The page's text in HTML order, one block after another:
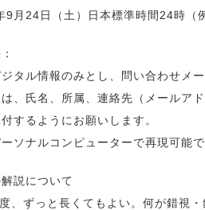
月24日（土）日本標準時間24時（
タル情報のみとし、問い合わせメ
、氏名、所属、連絡先（メールア
するようにお願いします。
ソナルコンピューターで再現可能
説について
、ずっと長くてもよい。何が錯視